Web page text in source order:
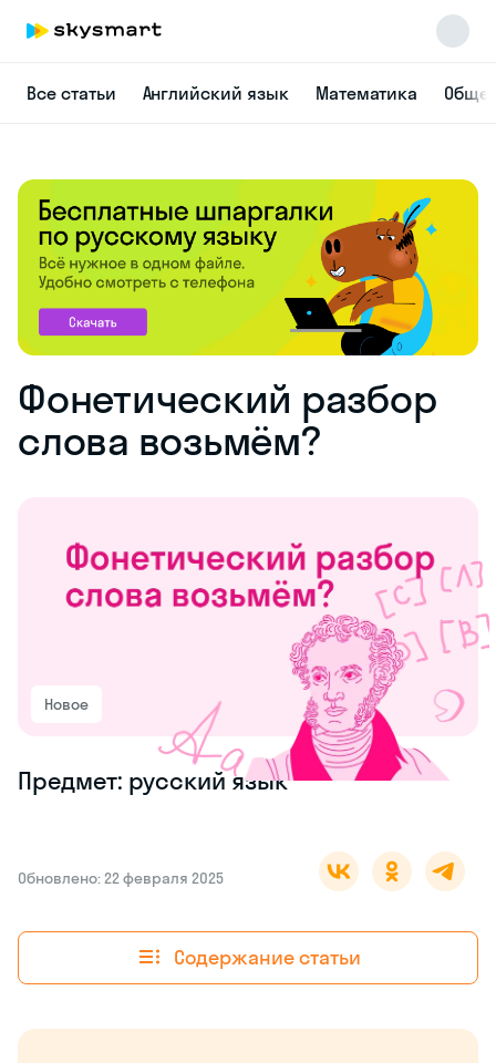
Все статьи Английский язык Математика
Фонетический разбор
слова возьмём?
Новое
Предмет: русский язык
Обновлено: 22 февраля 2025
Содержание статьи